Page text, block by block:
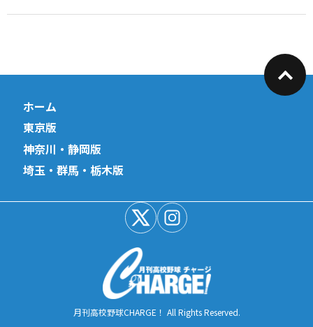
ホーム
東京版
神奈川・静岡版
埼玉・群馬・栃木版
月刊高校野球CHARGE！ All Rights Reserved.